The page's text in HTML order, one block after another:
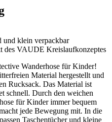
und klein verpackbar
des VAUDE Kreislaufkonzeptes
Wanderhose für Kinder!
Material hergestellt und
Rucksack. Das Material ist
schnell. Durch den weichen
für Kinder immer bequem
jede Bewegung mit. In die
Taschentücher und kleine